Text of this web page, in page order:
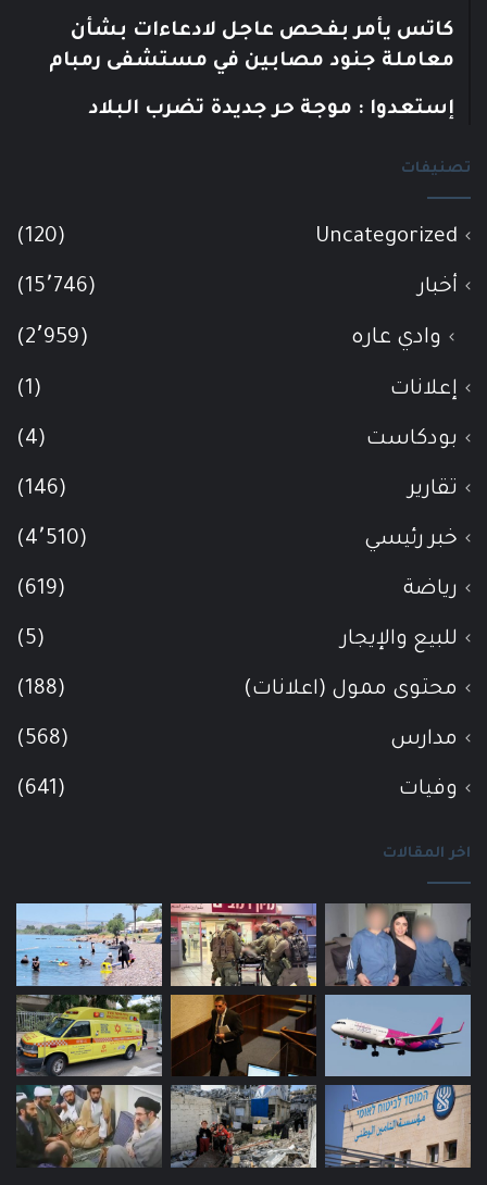
كاتس يأمر بفحص عاجل لادعاءات بشأن
معاملة جنود مصابين في مستشفى رمبام
إستعدوا : موجة حر جديدة تضرب البلاد
تصنيفات
Uncategorized
(120)
أخبار (15٬746)
وادي عاره (2٬959)
إعلانات (1)
بودكاست (4)
تقارير (146)
خبر رئيسي (4٬510)
رياضة (619)
للبيع والإيجار (5)
محتوى ممول (اعلانات) (188)
مدارس (568)
وفيات (641)
اخر المقالات